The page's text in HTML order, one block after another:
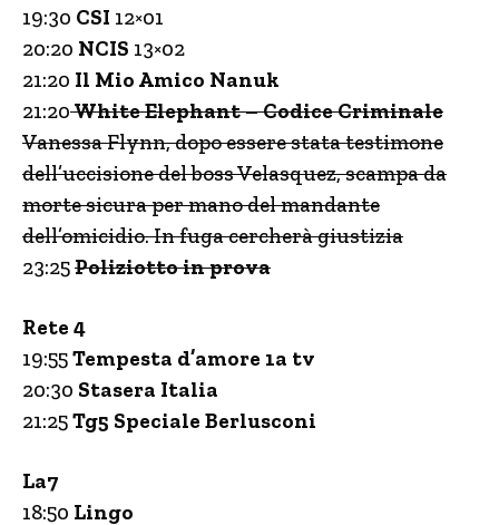
19:30 CSI 12×01
20:20 NCIS 13×02
21:20 Il Mio Amico Nanuk
21:20White Elephant – Codice Criminale
Vanessa Flynn, dopo essere stata testimone
dell’uccisione del boss Velasquez, scampa da
morte sicura per mano del mandante
dell’omicidio. In fuga cercherà giustizia
23:25Poliziotto in prova
Rete 4
19:55Tempesta d’amore 1a tv
20:30 Stasera Italia
21:25Tg5 Speciale Berlusconi
La7
18:50 Lingo